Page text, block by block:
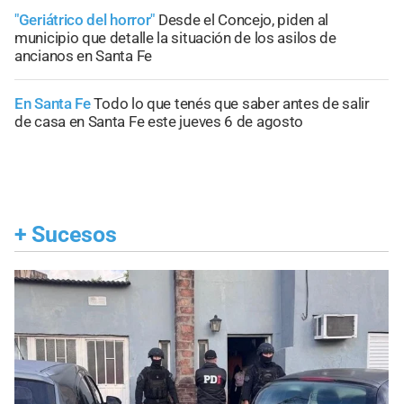
"Geriátrico del horror" Desde el Concejo, piden al
municipio que detalle la situación de los asilos de
ancianos en Santa Fe
En Santa FeTodo lo que tenés que saber antes de salir
de casa en Santa Fe este jueves 6 de agosto
+ Sucesos